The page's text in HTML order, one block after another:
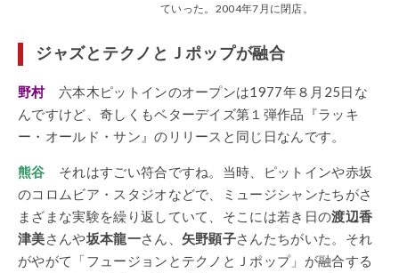
ていった。2004年7月に閉店。
ジャズとテクノとＪポップが融合
野村六本木ピットインのオープンは1977年８月25日な
んですけど、奇しくもベターデイズ第１弾作品『ラッキ
ー・オールド・サン』のリリースと同じ日なんです。
熊谷 それはすごい符合ですね。当時、ピットインや赤坂
のコロムビア・スタジオなどで、ミュージシャンたちがさ
まざまな実験を繰り返していて、そこには若き日の渡辺香
津美さんや坂本龍一さん、 矢野顕子さんたちがいた。それ
がやがて「フュージョンとテクノとＪポップ」が融合する